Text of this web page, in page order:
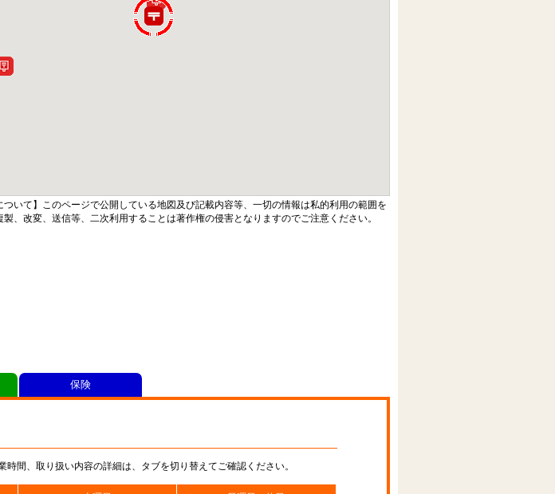
ついて】このページで公開している地図及び記載内容等、一切の情報は私的利用の範囲を
製、改変、送信等、二次利用することは著作権の侵害となりますのでご注意ください。
間、取り扱い内容の詳細は、タブを切り替えてご確認ください。
保険